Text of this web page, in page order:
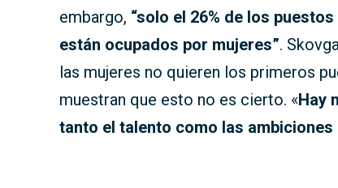
embargo, “solo el 26% de los
están ocupados por mujeres”.
las mujeres no quieren los primeros
muestran que esto no es cierto. «Hay
tanto el talento como las ambiciones